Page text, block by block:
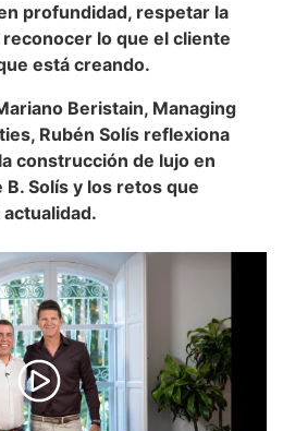
profundidad, respetar la
lo que el cliente
está creando.
Beristain, Managing
Rubén Solís reflexiona
construcción de lujo en
Solís y los retos que